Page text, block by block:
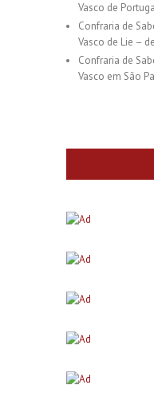
Vasco de
Confraria de
Vasco de Lie –
Confraria de
Vasco em São